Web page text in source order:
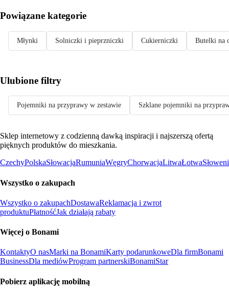
Powiązane kategorie
Młynki Solniczki i pieprzniczki Cukierniczki Butelki na
Ulubione filtry
Pojemniki na przyprawy w zestawie Szklane pojemniki na
Sklep internetowy z codzienną dawką inspiracji i najszerszą ofertą
pięknych produktów do mieszkania.
CzechyPolskaSłowacjaRumuniaWęgryChorwacjaLitwaŁotwa
Wszystko o zakupach
Wszystko o zakupachDostawaReklamacja i zwrot
produktuPłatnośćJak działają rabaty
Więcej o Bonami
KontaktyO nasMarki na BonamiKarty podarunkoweDla firmBonami
BusinessDla mediówProgram partnerskiBonamiStar
Pobierz aplikację mobilną